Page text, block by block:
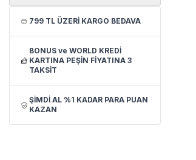
799 TL ÜZERİ KARGO BEDAVA
BONUS ve WORLD KREDİ
KARTINA PEŞİN FİYATINA 3
TAKSİT
ŞİMDİ AL %1 KADAR PARA PUAN
KAZAN